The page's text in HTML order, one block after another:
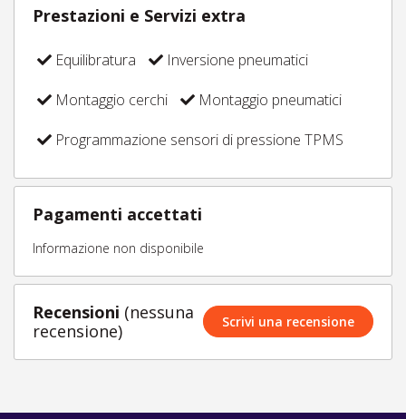
Prestazioni e Servizi extra
Equilibratura
Inversione pneumatici
Montaggio cerchi
Montaggio pneumatici
Programmazione sensori di pressione TPMS
Pagamenti accettati
Informazione non disponibile
Recensioni (nessuna
recensione)
Scrivi una recensione